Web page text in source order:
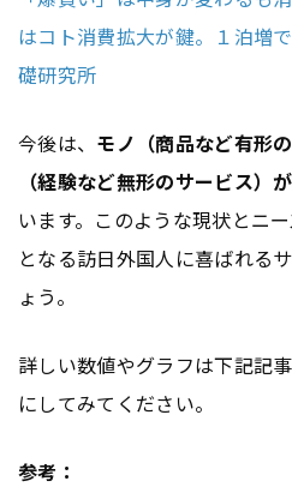
はコト消費拡大が鍵。１泊増
礎研究所
今後は、 モノ（商品など有形
（経験など無形のサービス）
います。このような現状とニ
となる訪日外国人に喜ばれる
ょう。
詳しい数値やグラフは下記記
にしてみてください。
参考：